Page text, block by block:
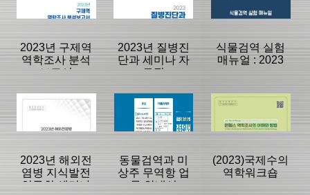
2024/01/02
|
2023/12/29
|
2023/12/29
2023년 구제역
역학조사 분석
보고서
분류명 : 보고서
2023년 질병진
단과 세미나 자
료집
분류명 : 단행본
|
식물검역 실험
매뉴얼 : 2023
분류명 : 단행본
|
2023년 해외전
염병 지식발전
연구회 세미나
동물검역과 미
상주 무역항 업
무 안내서
(2023)국제수의
역학워크숍